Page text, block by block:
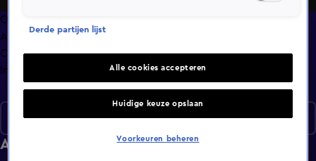
Overzicht
Afleveringen
Clips
Info
Afleveringen
Seizoen 1
Derde partijen lijst
Alle cookies accepteren
Huidige keuze opslaan
Voorkeuren beheren